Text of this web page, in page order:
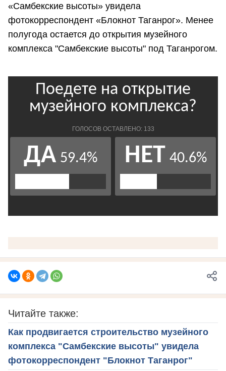
«Самбекские высоты» увидела
фотокорреспондент «Блокнот Таганрог». Менее
полугода остается до открытия музейного
комплекса "Самбекские высоты" под Таганрогом.
Читайте также:
Как продвигается строительство музейного
комплекса "Самбекские высоты" увидела
фотокорреспондент "Блокнот Таганрог"